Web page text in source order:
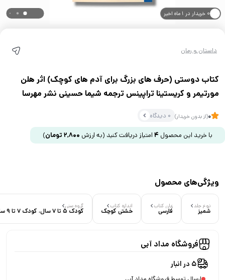
۰ خریدار در ۱ ماه اخیر
داستان و رمان
کتاب دوستی (حرف های بزرگ برای آدم های کوچک) اثر هلن
مورتیمر و کریستینا تراپینس ترجمه شیما حسینی نشر مهرسا
0(از بدون خریدار) 0 دیدگاه
با خرید این محصول 4 امتیاز دریافت کنید (به ارزش 2,800 تومان)
ویژگی‌های محصول
نوع جلد
شمیز
زبان کتاب
فارسی
اندازه کتاب
خشتی کوچک
گروه سنی
کودک 5 تا 7 سال، کودک 7 تا 9 سال
فروشگاه مداد آبی
5 در انبار